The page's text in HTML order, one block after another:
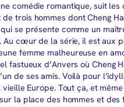
comédie romantique, suit les
de trois hommes dont Cheng
se présente comme un
Au cœur de la série, il est aux
femme malheureuse en
fastueux d’Anvers où Cheng
de ses amis. Voilà pour
vieille Europe. Tout ça, et même
la place des hommes et des